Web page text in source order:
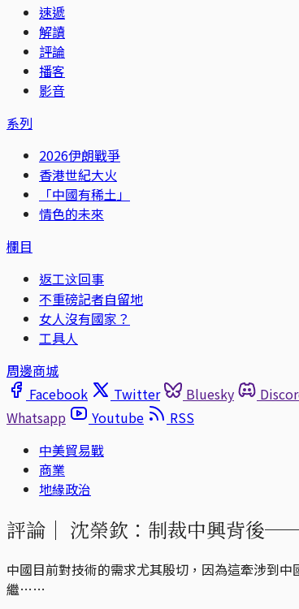
速遞
解讀
評論
播客
影音
系列
2026伊朗戰爭
香港世紀大火
「中國有稀土」
情色的未來
欄目
返工这回事
不重磅記者自留地
女人沒有國家？
工具人
周邊商城
Facebook
Twitter Bluesky
Whatsapp
Youtube
RSS
中美貿易戰
商業
地緣政治
評論｜ 沈榮欽：制裁中興背後
中國目前對技術的需求尤其殷切，因為這牽涉到
繼……